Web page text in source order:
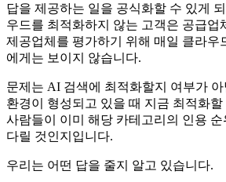
답을 제공하는 일을 공식화할 수 있게
우드를 최적화하지 않는 고객은 공급업
제공업체를 평가하기 위해 매일 클라우
에게는 보이지 않습니다.
문제는 AI 검색에 최적화할지 여부가
환경이 형성되고 있을 때 지금 최적화
사람들이 이미 해당 카테고리의 인용 순
다릴 것인지입니다.
우리는 어떤 답을 줄지 알고 있습니다.